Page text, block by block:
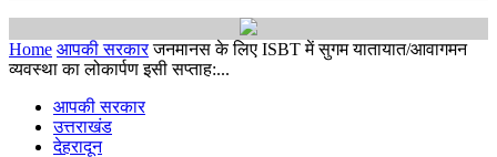
Home आपकी सरकार जनमानस के लिए ISBT में सुगम यातायात/आवागमन
व्यवस्था का लोकार्पण इसी सप्ताह:...
आपकी सरकार
उत्तराखंड
देहरादून